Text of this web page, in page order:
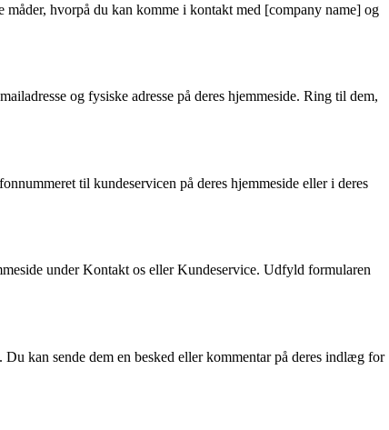
hvorpå du kan komme i kontakt med [company name] og
og fysiske adresse på deres hjemmeside. Ring til dem,
til kundeservicen på deres hjemmeside eller i deres
under Kontakt os eller Kundeservice. Udfyld formularen
kan sende dem en besked eller kommentar på deres indlæg for